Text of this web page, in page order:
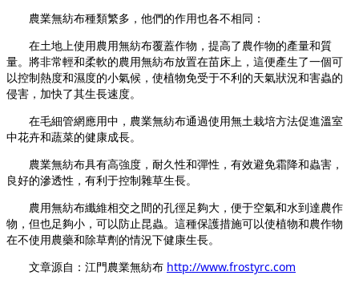
農業無紡布種類繁多，他們的作用也各不相同：
在土地上使用農用無紡布覆蓋作物，提高了農作物的產量和質
量。將非常輕和柔軟的農用無紡布放置在苗床上，這便產生了一個可
以控制熱度和濕度的小氣候，使植物免受于不利的天氣狀況和害蟲的
侵害，加快了其生長速度。
在毛細管網應用中，農業無紡布通過使用無土栽培方法促進溫室
中花卉和蔬菜的健康成長。
農業無紡布具有高強度，耐久性和彈性，有效避免霜降和蟲害，
良好的滲透性，有利于控制雜草生長。
農用無紡布纖維相交之間的孔徑足夠大，便于空氣和水到達農作
物，但也足夠小，可以防止昆蟲。這種保護措施可以使植物和農作物
在不使用農藥和除草劑的情況下健康生長。
文章源自：江門農業無紡布 http://www.frostyrc.com